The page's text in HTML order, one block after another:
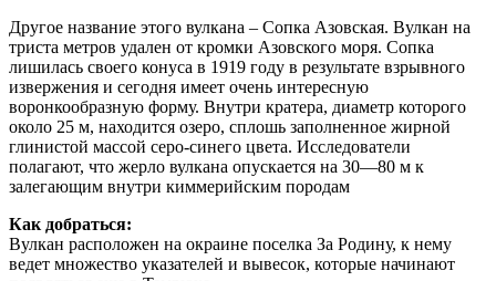
Другое название этого вулкана – Сопка Азовская. Вулкан на
триста метров удален от кромки Азовского моря. Сопка
лишилась своего конуса в 1919 году в результате взрывного
извержения и сегодня имеет очень интересную
воронкообразную форму. Внутри кратера, диаметр которого
около 25 м, находится озеро, сплошь заполненное жирной
глинистой массой серо-синего цвета. Исследователи
полагают, что жерло вулкана опускается на 30—80 м к
залегающим внутри киммерийским породам
Как добраться:
Вулкан расположен на окраине поселка За Родину, к нему
ведет множество указателей и вывесок, которые начинают